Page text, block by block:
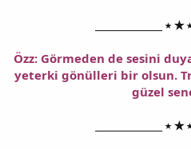
______________ ⭑ ★
Özz: Görmeden de sesini
yeterki gönülleri bir olsun.
güzel
______________ ⭑ ★